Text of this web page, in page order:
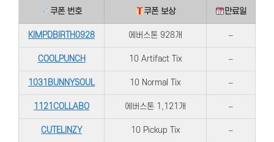
쿠폰 번호 쿠폰 보상 만료일
KIMPDBIRTH0928 에버스톤 928개 –
COOLPUNCH 10 Artifact Tix –
1031BUNNYSOUL 10 Normal Tix –
1121COLLABO 에버스톤 1,121개 –
CUTELINZY 10 Pickup Tix –